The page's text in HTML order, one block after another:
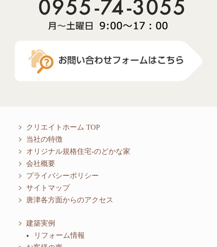
クリエイトホーム TOP
当社の特徴
オリジナル規格住宅-のどかな家
会社概要
プライバシーポリシー
サイトマップ
唐津各方面からのアクセス
建築実例
リフォーム情報